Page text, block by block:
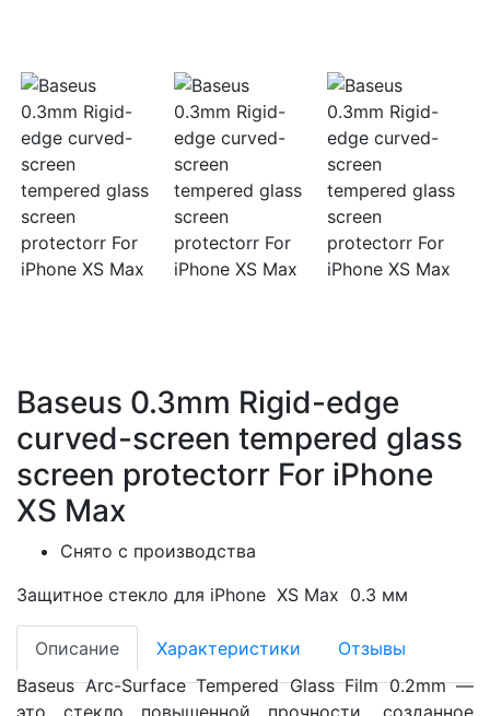
Baseus 0.3mm Rigid-edge
curved-screen tempered glass
screen protectorr For iPhone
XS Max
Снято с производства
Защитное стекло для iPhone XS Max 0.3 мм
Описание Характеристики
Отзывы
Baseus Arc-Surface Tempered Glass Film 0.2mm —
это стекло повышенной прочности, созданное